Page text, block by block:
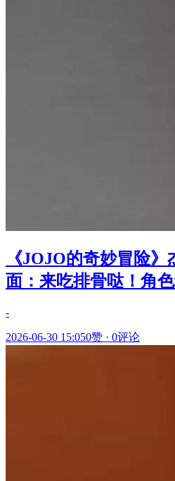
《JOJO的奇妙冒险
面：来吃排骨哒！角
-
2026-06-30 15:050赞 · 0评论